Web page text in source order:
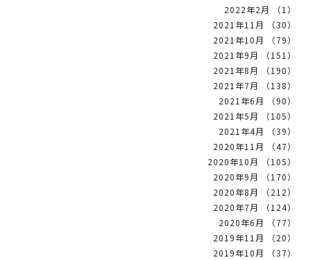
2022年2月 （1）
2021年11月 （30）
2021年10月 （79）
2021年9月 （151）
2021年8月 （190）
2021年7月 （138）
2021年6月 （90）
2021年5月 （105）
2021年4月 （39）
2020年11月 （47）
2020年10月 （105）
2020年9月 （170）
2020年8月 （212）
2020年7月 （124）
2020年6月 （77）
2019年11月 （20）
2019年10月 （37）